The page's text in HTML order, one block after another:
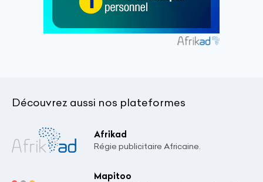
Découvrez aussi nos plateformes
Afrikad
Régie publicitaire Africaine.
Mapitoo